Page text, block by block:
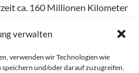
verwalten
verwenden wir Technologien wie
und/oder darauf zuzugreifen.
ca. 160 Millionen Kilometer
km) erreichen. Danach
5000 bis 7000 Jahren wieder